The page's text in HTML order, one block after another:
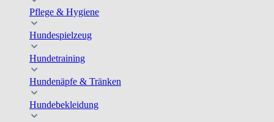
Pflege & Hygiene
Hundespielzeug
Hundetraining
Hundenäpfe & Tränken
Hundebekleidung